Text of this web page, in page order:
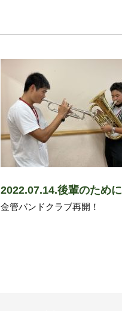
2022.07.14.後輩のために
金管バンドクラブ再開！